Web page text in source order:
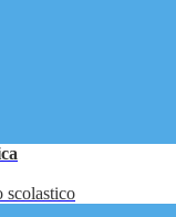
scolastico